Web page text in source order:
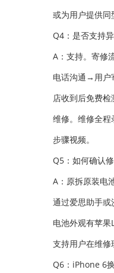
或为用户提供同
Q4：是否支持
A：支持。寄修
电话沟通→用户
店收到后免费
维修。维修全
步骤视频。
Q5：如何确认
A：原拆原装电
通过爱思助手或
电池外观有苹
支持用户在维修
Q6：iPhone 6